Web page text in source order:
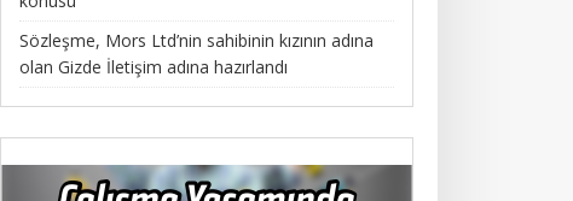
Sözleşme, Mors Ltd’nin sahibinin kızının adına
olan Gizde İletişim adına hazırlandı